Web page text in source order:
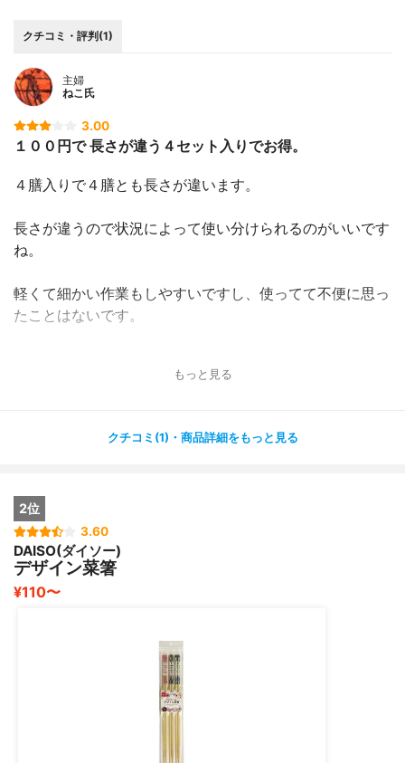
クチコミ・評判(1)
主婦
ねこ氏
3.00
１００円で 長さが違う４セット入りでお得。
４膳入りで４膳とも長さが違います。
長さが違うので状況によって使い分けられるのがいいです
ね。
軽くて細かい作業もしやすいですし、使ってて不便に思っ
たことはないです。
もっと見る
クチコミ(1)・商品詳細をもっと見る
2位
3.60
DAISO(ダイソー)
デザイン菜箸
¥110〜